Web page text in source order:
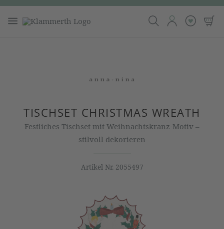
TISCHSET CHRISTMAS WREATH
Festliches Tischset mit Weihnachtskranz-Motiv –
stilvoll dekorieren
Artikel Nr. 2055497